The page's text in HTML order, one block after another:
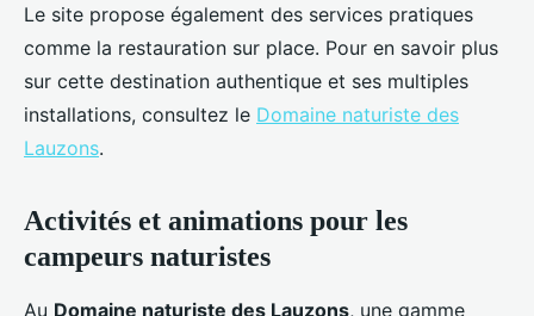
Le site propose également des services pratiques
comme la restauration sur place. Pour en savoir plus
sur cette destination authentique et ses multiples
installations, consultez le Domaine naturiste des
Lauzons.
Activités et animations pour les
campeurs naturistes
Au Domaine naturiste des Lauzons, une gamme